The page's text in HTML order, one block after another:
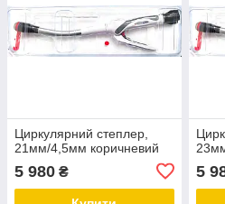
Циркулярний степлер,
21мм/4,5мм коричневий
5 980 ₴ 5